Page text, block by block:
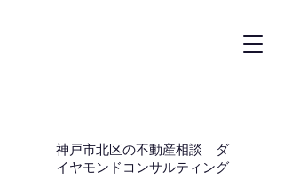
神戸市北区の不動産相談｜ダ
イヤモンドコンサルティング